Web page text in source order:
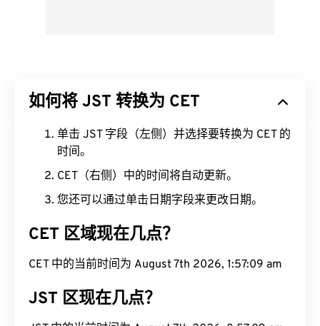
如何将 JST 转换为 CET
单击 JST 字段（左侧）并选择要转换为 CET 的
时间。
CET（右侧）中的时间将自动更新。
您还可以通过单击日期字段来更改日期。
CET 区域现在几点？
CET 中的当前时间为 August 7th 2026, 1:57:10 am
JST 区现在几点？